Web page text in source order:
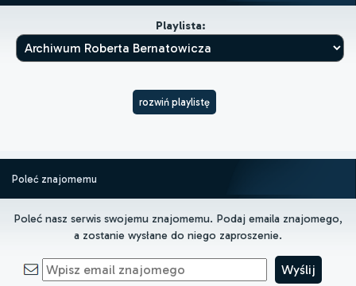
Playlista:
rozwiń playlistę
Poleć znajomemu
Poleć nasz serwis swojemu znajomemu. Podaj emaila znajomego,
a zostanie wysłane do niego zaproszenie.